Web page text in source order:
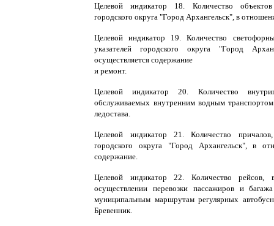
Целевой индикатор 18. Количество объектов
городского округа "Город Архангельск", в
Целевой индикатор 19. Количество
указателей городского округа "Город
осуществляется содержание
и ремонт.
Целевой индикатор 20. Количество
обслуживаемых внутренним водным
ледостава.
Целевой индикатор 21. Количество
городского округа "Город Архангельск", в
содержание.
Целевой индикатор 22. Количество рейсов,
осуществлении перевозки пассажиров и
муниципальным маршрутам регулярных
Бревенник.